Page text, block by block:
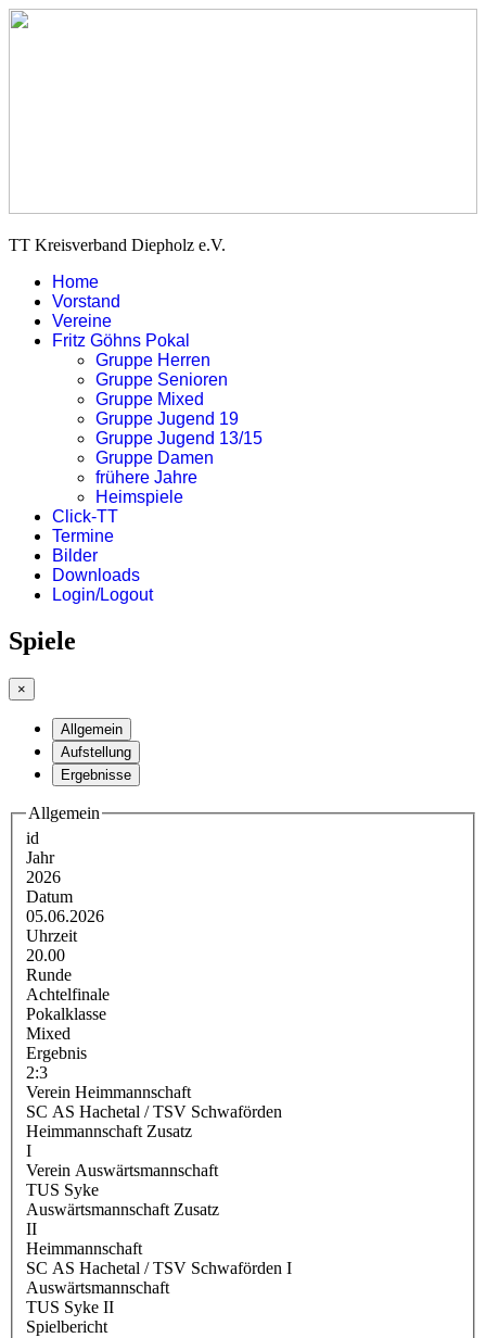
TT Kreisverband Diepholz e.V.
Home
Vorstand
Vereine
Fritz Göhns Pokal
Gruppe Herren
Gruppe Senioren
Gruppe Mixed
Gruppe Jugend 19
Gruppe Jugend 13/15
Gruppe Damen
frühere Jahre
Heimspiele
Click-TT
Termine
Bilder
Downloads
Login/Logout
Spiele
×
Allgemein
Aufstellung
Ergebnisse
Allgemein
id
Jahr
2026
Datum
05.06.2026
Uhrzeit
20.00
Runde
Achtelfinale
Pokalklasse
Mixed
Ergebnis
2:3
Verein Heimmannschaft
SC AS Hachetal / TSV Schwaförden
Heimmannschaft Zusatz
I
Verein Auswärtsmannschaft
TUS Syke
Auswärtsmannschaft Zusatz
II
Heimmannschaft
SC AS Hachetal / TSV Schwaförden I
Auswärtsmannschaft
TUS Syke II
Spielbericht